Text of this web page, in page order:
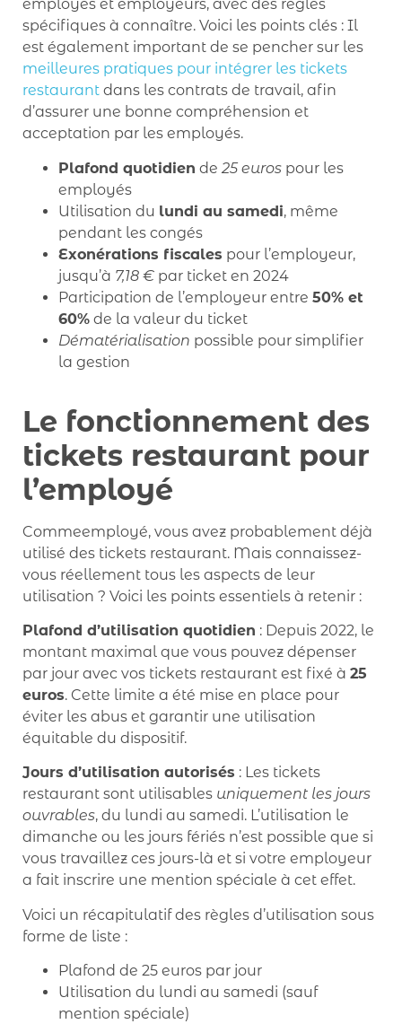
employés et employeurs, avec des règles
spécifiques à connaître. Voici les points clés : Il
est également important de se pencher sur les
meilleures pratiques pour intégrer les tickets
restaurant dans les contrats de travail, afin
d’assurer une bonne compréhension et
acceptation par les employés.
Plafond quotidien de 25 euros pour les
employés
Utilisation du lundi au samedi, même
pendant les congés
Exonérations fiscales pour l’employeur,
jusqu’à 7,18 € par ticket en 2024
Participation de l’employeur entre 50% et
60% de la valeur du ticket
Dématérialisation possible pour simplifier
la gestion
Le fonctionnement des
tickets restaurant pour
l’employé
Commeemployé, vous avez probablement déjà
utilisé des tickets restaurant. Mais connaissez-
vous réellement tous les aspects de leur
utilisation ? Voici les points essentiels à retenir :
Plafond d’utilisation quotidien : Depuis 2022, le
montant maximal que vous pouvez dépenser
par jour avec vos tickets restaurant est fixé à 25
euros. Cette limite a été mise en place pour
éviter les abus et garantir une utilisation
équitable du dispositif.
Jours d’utilisation autorisés : Les tickets
restaurant sont utilisables uniquement les jours
ouvrables, du lundi au samedi. L’utilisation le
dimanche ou les jours fériés n’est possible que si
vous travaillez ces jours-là et si votre employeur
a fait inscrire une mention spéciale à cet effet.
Voici un récapitulatif des règles d’utilisation sous
forme de liste :
Plafond de 25 euros par jour
Utilisation du lundi au samedi (sauf
mention spéciale)